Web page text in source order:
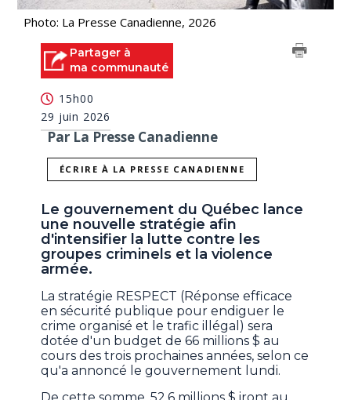
Photo: La Presse Canadienne, 2026
Partager à
ma communauté
15h00
29 juin 2026
Par La Presse Canadienne
ÉCRIRE À LA PRESSE CANADIENNE
Le gouvernement du Québec lance
une nouvelle stratégie afin
d'intensifier la lutte contre les
groupes criminels et la violence
armée.
La stratégie RESPECT (Réponse efficace
en sécurité publique pour endiguer le
crime organisé et le trafic illégal) sera
dotée d'un budget de 66 millions $ au
cours des trois prochaines années, selon ce
qu'a annoncé le gouvernement lundi.